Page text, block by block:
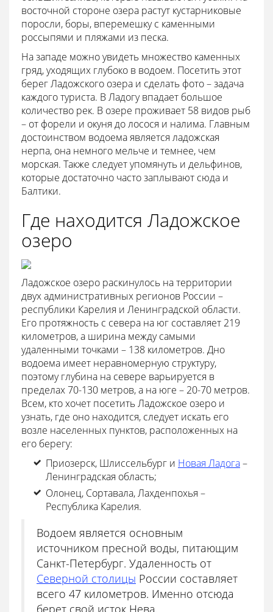
восточной стороне озера растут кустарниковые
поросли, боры, вперемешку с каменными
россыпями и пляжами из песка.
На западе можно увидеть множество каменных
гряд, уходящих глубоко в водоем. Посетить этот
берег Ладожского озера и сделать фото – задача
каждого туриста. В Ладогу впадает большое
количество рек. В озере проживает 58 видов рыб
– от форели и окуня до лосося и налима. Главным
достоинством водоема является ладожская
нерпа, она немного мельче и темнее, чем
морская. Также следует упомянуть и дельфинов,
которые достаточно часто заплывают сюда и
Балтики.
Где находится Ладожское
озеро
Ладожское озеро раскинулось на территории
двух административных регионов России –
республики Карелия и Ленинградской области.
Его протяжность с севера на юг составляет 219
километров, а ширина между самыми
удаленными точками – 138 километров. Дно
водоема имеет неравномерную структуру,
поэтому глубина на севере варьируется в
пределах 70-130 метров, а на юге – 20-70 метров.
Всем, кто хочет посетить Ладожское озеро и
узнать, где оно находится, следует искать его
возле населенных пунктов, расположенных на
его берегу:
Приозерск, Шлиссельбург и Новая Ладога–
Ленинградская область;
Олонец, Сортавала, Лахденпохья –
Республика Карелия.
Водоем является основным
источником пресной воды, питающим
Санкт-Петербург. Удаленность от
Северной столицы России составляет
всего 47 километров. Именно отсюда